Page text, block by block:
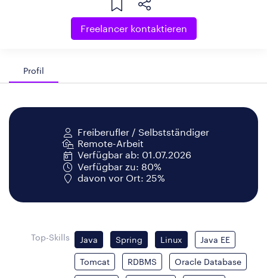
Freelancer kontaktieren
Profil
Freiberufler / Selbstständiger
Remote-Arbeit
Verfügbar ab: 01.07.2026
Verfügbar zu: 80%
davon vor Ort: 25%
Top-Skills Java Spring Linux Java EE
Tomcat RDBMS Oracle Database